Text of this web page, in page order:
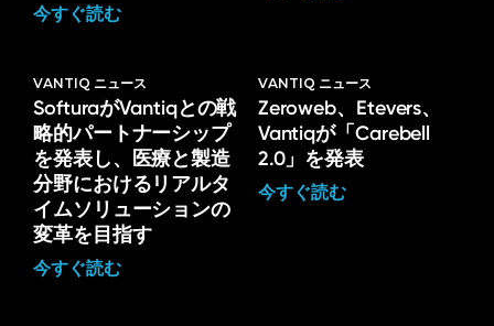
今すぐ読む
VANTIQ ニュース
SofturaがVantiqとの戦
略的パートナーシップ
を発表し、医療と製造
分野におけるリアルタ
イムソリューションの
変革を目指す
今すぐ読む
VANTIQ ニュース
Zeroweb、Etevers、
Vantiqが「Carebell
2.0」を発表
今すぐ読む